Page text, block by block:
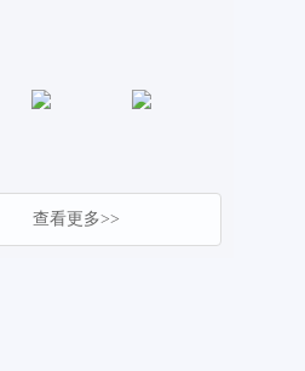
查看更多>>